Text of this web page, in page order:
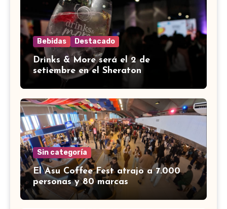
Bebidas Destacado
Drinks & More será el 2 de
setiembre en el Sheraton
Sin categoría
El Asu Coffee Fest atrajo a 7.000
personas y 80 marcas